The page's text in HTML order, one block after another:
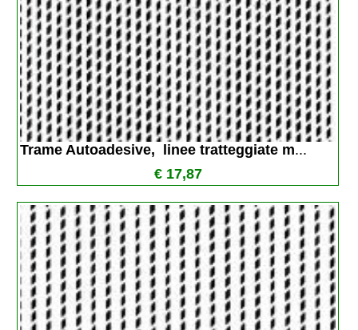
Trame Autoadesive,  linee tratteggiate m...
€ 17,87